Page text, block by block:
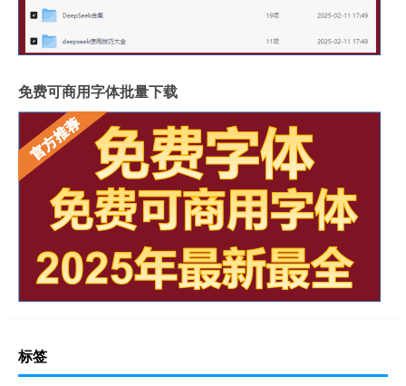
免费可商用字体批量下载
标签